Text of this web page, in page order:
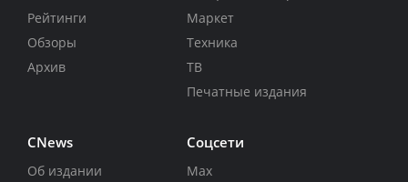
Рейтинги
Обзоры
Архив
Маркет
Техника
ТВ
Печатные издания
CNews
Об издании
Соцсети
Max